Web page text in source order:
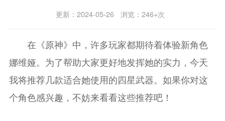
更新：2024-05-26 浏览：246+次
在《原神》中，许多玩家都期待着体验新角色
娜维娅。为了帮助大家更好地发挥她的实力，今天
我将推荐几款适合她使用的四星武器。如果你对这
个角色感兴趣，不妨来看看这些推荐吧！